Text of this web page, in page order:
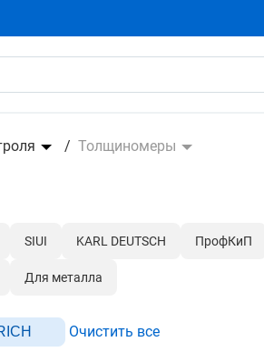
Толщиномеры
SIUI KARL DEUTSCH ПрофКиП
Для металла
Очистить все